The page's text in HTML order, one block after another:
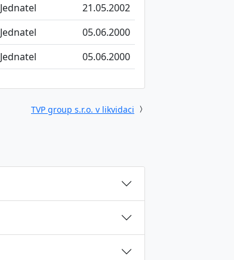
Jednatel
21.05.2002
Jednatel
05.06.2000
Jednatel 05.06.2000
TVP group s.r.o. v likvidaci